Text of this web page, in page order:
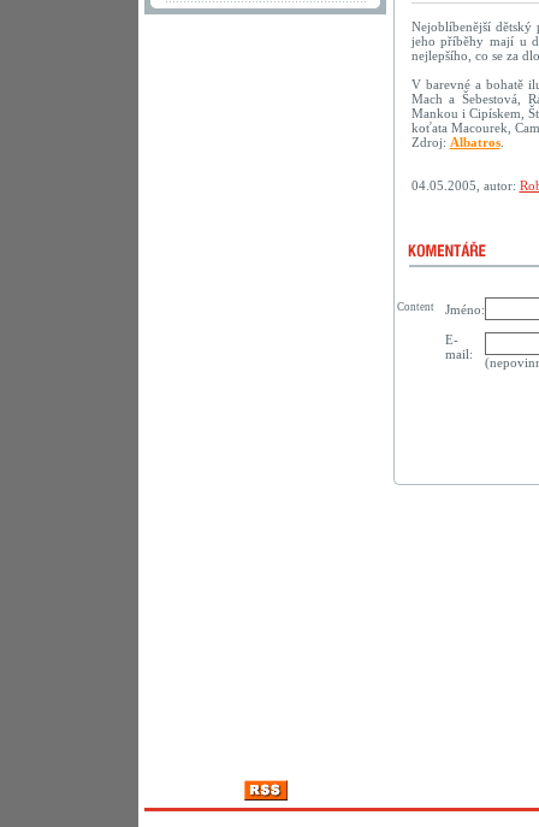
Nejoblíbenější dětský
jeho příběhy mají u
nejlepšího, co se za
V barevné a bohatě
Mach a Šebestová,
Mankou i Cipískem,
koťata Macourek,
Zdroj: Albatros.
04.05.2005, autor:
Jméno:
E-
mail:
Content